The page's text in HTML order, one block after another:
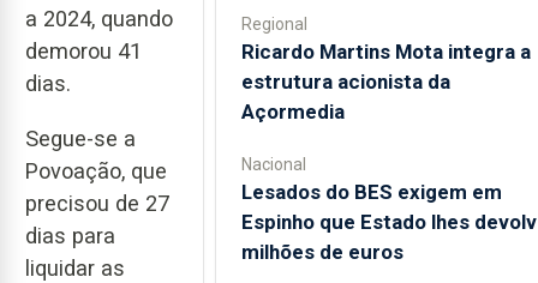
a 2024, quando
demorou 41
dias.
Segue-se a
Povoação, que
precisou de 27
dias para
liquidar as
Regional
Ricardo Martins Mota integra a
estrutura acionista da
Açormedia
Nacional
Lesados do BES exigem em
Espinho que Estado lhes
milhões de euros